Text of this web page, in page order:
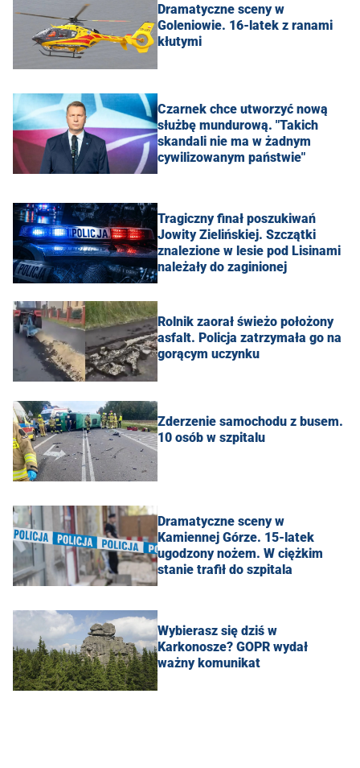
Dramatyczne sceny w
Goleniowie. 16-latek z ranami
kłutymi
Czarnek chce utworzyć nową
służbę mundurową. "Takich
skandali nie ma w żadnym
cywilizowanym państwie"
Tragiczny finał poszukiwań
Jowity Zielińskiej. Szczątki
znalezione w lesie pod Lisinami
należały do zaginionej
Rolnik zaorał świeżo położony
asfalt. Policja zatrzymała go na
gorącym uczynku
Zderzenie samochodu z busem.
10 osób w szpitalu
Dramatyczne sceny w
Kamiennej Górze. 15-latek
ugodzony nożem. W ciężkim
stanie trafił do szpitala
Wybierasz się dziś w
Karkonosze? GOPR wydał
ważny komunikat